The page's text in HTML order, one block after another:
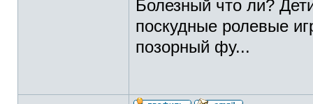
Болезный что ли?
поскудные ролевые
позорный фу...